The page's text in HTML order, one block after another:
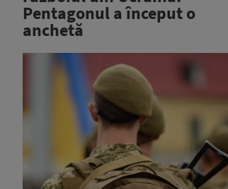
Pentagonul a început o
anchetă